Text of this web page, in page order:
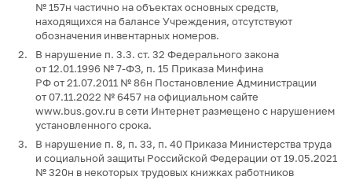
№ 157н частично на объектах основных средств,
находящихся на балансе Учреждения, отсутствуют
обозначения инвентарных номеров.
В нарушение п. 3.3. ст. 32 Федерального закона
от 12.01.1996 № 7-ФЗ, п. 15 Приказа Минфина
РФ от 21.07.2011 № 86н Постановление Администрации
от 07.11.2022 № 6457 на официальном сайте
www.bus.gov.ru в сети Интернет размещено с нарушением
установленного срока.
В нарушение п. 8, п. 33, п. 40 Приказа Министерства труда
и социальной защиты Российской Федерации от 19.05.2021
№ 320н в некоторых трудовых книжках работников